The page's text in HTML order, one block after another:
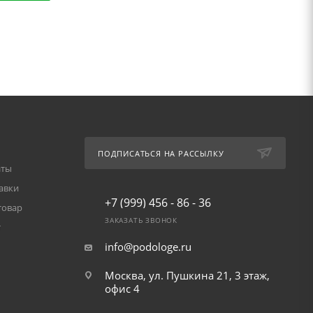
ПОДПИСАТЬСЯ НА РАССЫЛКУ
+7 (999) 456 - 86 - 36
ЗАКАЗАТЬ ЗВОНОК
info@podologe.ru
Москва, ул. Пушкина 21, 3 этаж,
офис 4